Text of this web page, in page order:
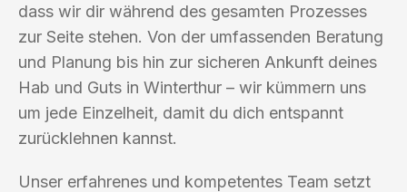
dass wir dir während des gesamten Prozesses
zur Seite stehen. Von der umfassenden Beratung
und Planung bis hin zur sicheren Ankunft deines
Hab und Guts in Winterthur – wir kümmern uns
um jede Einzelheit, damit du dich entspannt
zurücklehnen kannst.
Unser erfahrenes und kompetentes Team setzt